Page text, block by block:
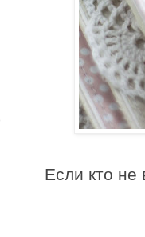
Если кто не